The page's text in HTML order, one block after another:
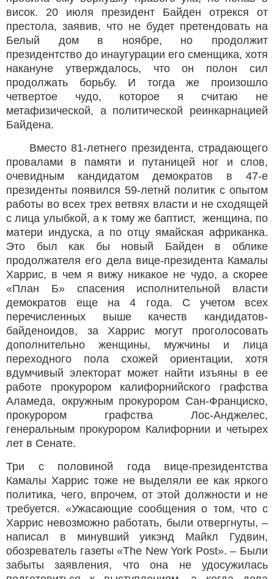
висок. 20 июля президент Байден отрекся от
престола, заявив, что не будет претендовать на
Белый дом в ноябре, но продолжит
президентство до инаугурации его сменщика, хотя
накануне утверждалось, что он полон сил
продолжать борьбу. И тогда же произошло
четвертое чудо, которое я считаю не
метафизической, а политической реинкарнацией
Байдена.
Вместо 81-летнего президента, страдающего
провалами в памяти и путаницей ног и слов,
очевидным кандидатом демократов в 47-е
президенты появился 59-летнй политик с опытом
работы во всех трех ветвях власти и не сходящей
с лица улыбкой, а к тому же баптист, женщина, по
матери индуска, а по отцу ямайская африканка.
Это был как бы новый Байден в облике
продолжателя его дела вице-президента Камалы
Харрис, в чем я вижу никакое не чудо, а скорее
«План Б» спасения исполнительной власти
демократов еще на 4 года. С учетом всех
перечисленных выше качеств кандидатов-
байденоидов, за Харрис могут проголосовать
дополнительно женщины, мужчины и лица
переходного пола схожей ориентации, хотя
вдумчивый электорат может найти изъяны в ее
работе прокурором калифорнийского графства
Аламеда, окружным прокурором Сан-Франциско,
прокурором графства Лос-Анджелес,
генеральным прокурором Калифорнии и четырех
лет в Сенате.
Три с половиной года вице-президентства
Камалы Харрис тоже не выделяли ее как яркого
политика, чего, впрочем, от этой должности и не
требуется. «Ужасающие сообщения о том, что c
Харрис невозможно работать, были отвергнуты, –
написал в минувший уикэнд Майкл Гудвин,
обозреватель газеты «The New York Post». – Были
забыты заявления, что она не удосужилась